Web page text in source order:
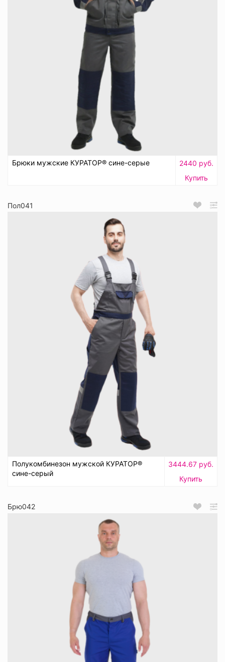
Брюки мужские КУРАТОР® сине-серые
2440 руб.
Купить
Пол041
Полукомбинезон мужской КУРАТОР®
сине-серый
3444.67 руб.
Купить
Брю042